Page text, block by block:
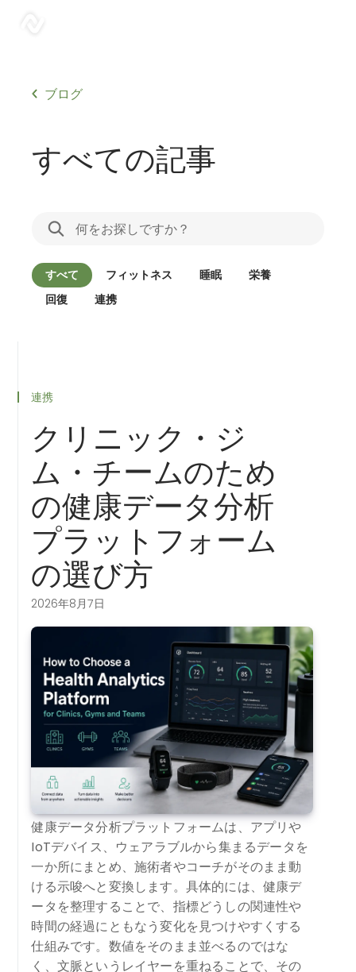
ブログ
すべての記事
すべて フィットネス 睡眠
栄養
回復
連携
連携
クリニック・ジ
ム・チームのため
の健康データ分析
プラットフォーム
の選び方
2026年8月7日
健康データ分析プラットフォームは、アプリや
IoTデバイス、ウェアラブルから集まるデータを
一か所にまとめ、施術者やコーチがそのまま動
ける示唆へと変換します。具体的には、健康デ
ータを整理することで、指標どうしの関連性や
時間の経過にともなう変化を見つけやすくする
仕組みです。数値をそのまま並べるのではな
く、文脈というレイヤーを重ねることで、その